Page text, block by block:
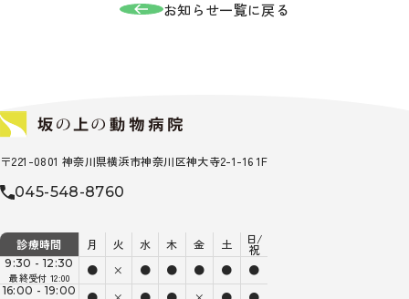
お知らせ一覧に戻る
〒221-0801 神奈川県横浜市神奈川区神大寺2-1-16 1F
045-548-8760
診療時間 月 火 水 木 金 土 日/
祝
9:30 - 12:30
最終受付 12:00
● × ● ● ● ● ●
16:00 - 19:00